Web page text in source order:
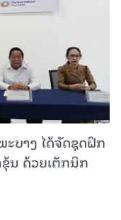
ບາງ ໄດ້ຈັດຊຸດຝຶກ
ນ ດ້ວຍເຕັກນິກ